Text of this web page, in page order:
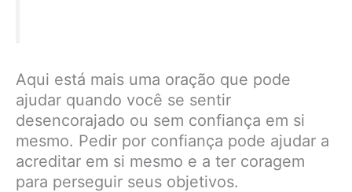
Aqui está mais uma oração que pode
ajudar quando você se sentir
desencorajado ou sem confiança em si
mesmo. Pedir por confiança pode ajudar a
acreditar em si mesmo e a ter coragem
para perseguir seus objetivos.